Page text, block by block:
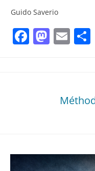
Guido Saverio
Facebook